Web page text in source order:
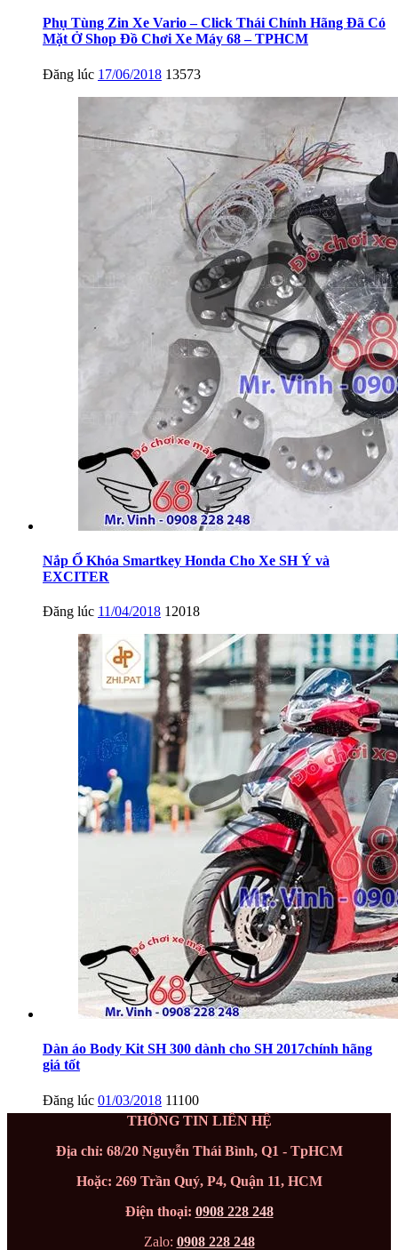
Phụ Tùng Zin Xe Vario – Click Thái Chính Hãng Đã Có
Mặt Ở Shop Đồ Chơi Xe Máy 68 – TPHCM
Đăng lúc 17/06/2018 13573
Nắp Ổ Khóa Smartkey Honda Cho Xe SH Ý và
EXCITER
Đăng lúc 11/04/2018 12018
Dàn áo Body Kit SH 300 dành cho SH 2017chính hãng
giá tốt
Đăng lúc 01/03/2018 11100
THÔNG TIN LIÊN HỆ
Địa chỉ: 68/20 Nguyễn Thái Bình, Q1 - TpHCM
Hoặc: 269 Trần Quý, P4, Quận 11, HCM
Điện thoại: 0908 228 248
Zalo: 0908 228 248